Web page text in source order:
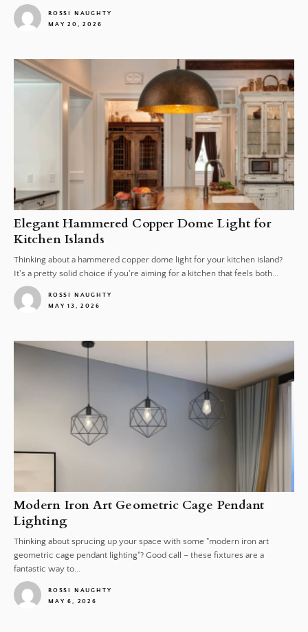
ROSSI NAUGHTY
MAY 20, 2026
Elegant Hammered Copper Dome Light for
Kitchen Islands
Thinking about a hammered copper dome light for your kitchen island?
It's a pretty solid choice if you're aiming for a kitchen that feels both...
ROSSI NAUGHTY
MAY 13, 2026
Modern Iron Art Geometric Cage Pendant
Lighting
Thinking about sprucing up your space with some "modern iron art
geometric cage pendant lighting"? Good call – these fixtures are a
fantastic way to...
ROSSI NAUGHTY
MAY 6, 2026